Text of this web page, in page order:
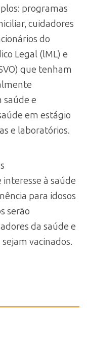
programas
cuidadores
do
Legal (lML) e
que tenham
saúde e
em estágio
e laboratórios.
à saúde
para idosos
serão
da saúde e
vacinados.